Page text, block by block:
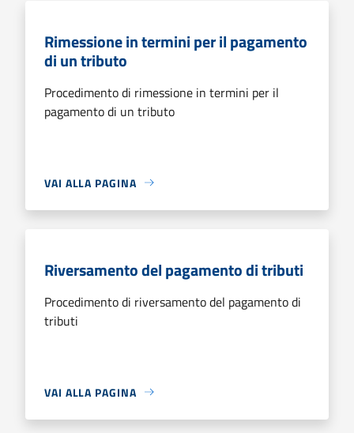
Rimessione in termini per il pagamento
di un tributo
Procedimento di rimessione in termini per il
pagamento di un tributo
VAI ALLA PAGINA
Riversamento del pagamento di tributi
Procedimento di riversamento del pagamento di
tributi
VAI ALLA PAGINA